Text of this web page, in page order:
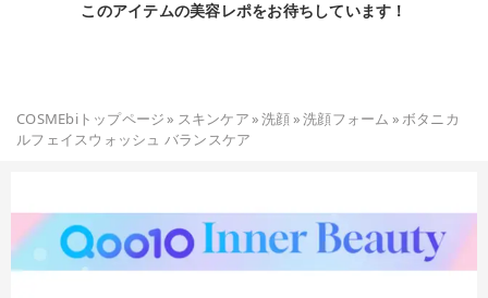
このアイテムの美容レポをお待ちしています！
COSMEbiトップページ» スキンケア»洗顔»洗顔フォーム »ボタニカ
ルフェイスウォッシュ バランスケア